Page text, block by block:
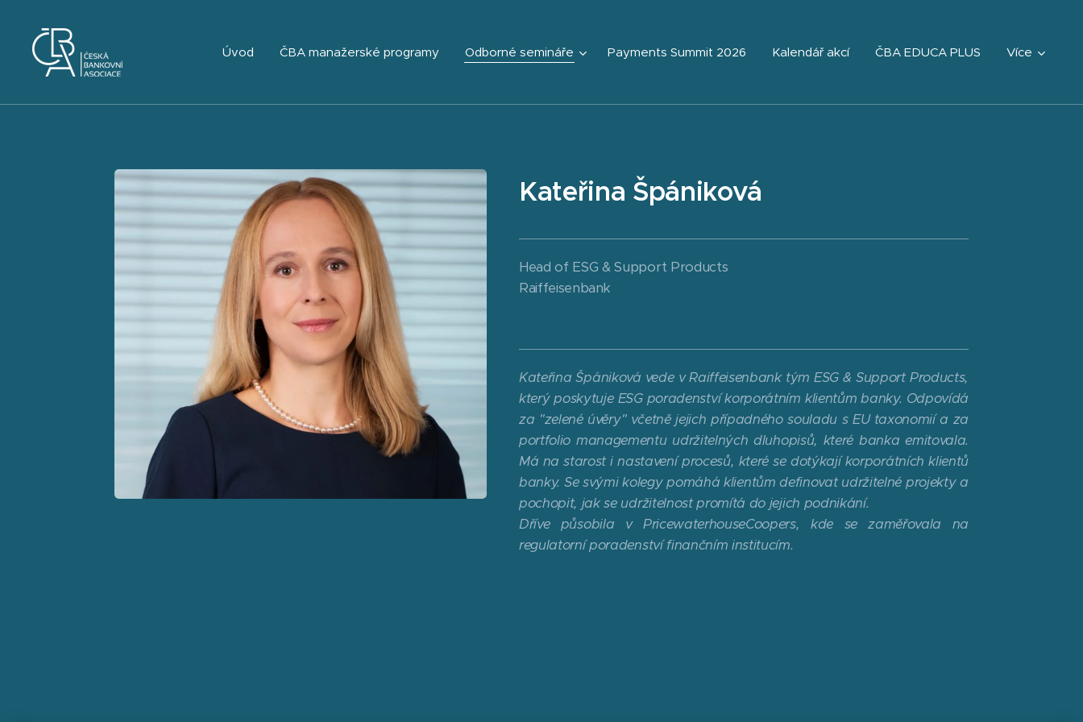
Úvod ČBA manažerské programy Odborné semináře Payments Summit 2026 Kalendář akcí ČBA EDUCA PLUS Více
Kateřina Špániková
Head of ESG & Support Products
Raiffeisenbank
Kateřina Špániková vede v Raiffeisenbank tým ESG & Support Products,
který poskytuje ESG poradenství korporátním klientům banky. Odpovídá
za "zelené úvěry" včetně jejich případného souladu s EU taxonomií a za
portfolio managementu udržitelných dluhopisů, které banka emitovala.
Má na starost i nastavení procesů, které se dotýkají korporátních klientů
banky. Se svými kolegy pomáhá klientům definovat udržitelné projekty a
pochopit, jak se udržitelnost promítá do jejich podnikání.
Dříve působila v PricewaterhouseCoopers, kde se zaměřovala na
regulatorní poradenství finančním institucím.